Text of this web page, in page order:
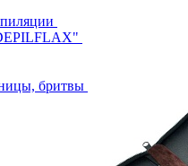
бритвы